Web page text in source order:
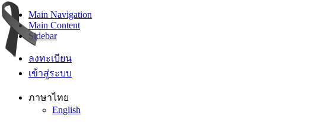
Main Navigation
Main Content
Sidebar
ลงทะเบียน
เข้าสู่ระบบ
ภาษาไทย
English